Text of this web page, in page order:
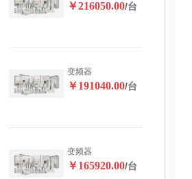
￥216050.00/台
变频器
￥191040.00/台
变频器
￥165920.00/台